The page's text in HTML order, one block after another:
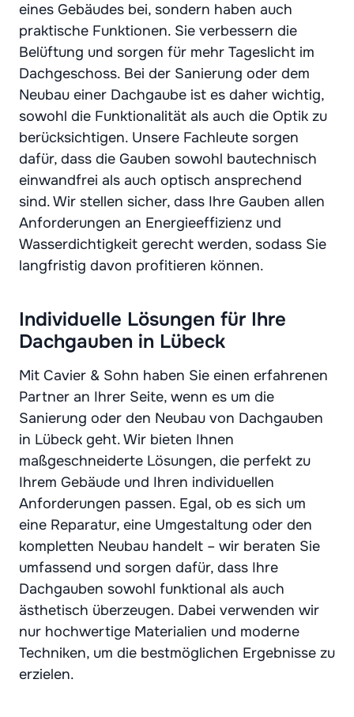
eines Gebäudes bei, sondern haben auch
praktische Funktionen. Sie verbessern die
Belüftung und sorgen für mehr Tageslicht im
Dachgeschoss. Bei der Sanierung oder dem
Neubau einer Dachgaube ist es daher wichtig,
sowohl die Funktionalität als auch die Optik zu
berücksichtigen. Unsere Fachleute sorgen
dafür, dass die Gauben sowohl bautechnisch
einwandfrei als auch optisch ansprechend
sind. Wir stellen sicher, dass Ihre Gauben allen
Anforderungen an Energieeffizienz und
Wasserdichtigkeit gerecht werden, sodass Sie
langfristig davon profitieren können.
Individuelle Lösungen für Ihre
Dachgauben in Lübeck
Mit Cavier & Sohn haben Sie einen erfahrenen
Partner an Ihrer Seite, wenn es um die
Sanierung oder den Neubau von Dachgauben
in Lübeck geht. Wir bieten Ihnen
maßgeschneiderte Lösungen, die perfekt zu
Ihrem Gebäude und Ihren individuellen
Anforderungen passen. Egal, ob es sich um
eine Reparatur, eine Umgestaltung oder den
kompletten Neubau handelt – wir beraten Sie
umfassend und sorgen dafür, dass Ihre
Dachgauben sowohl funktional als auch
ästhetisch überzeugen. Dabei verwenden wir
nur hochwertige Materialien und moderne
Techniken, um die bestmöglichen Ergebnisse zu
erzielen.